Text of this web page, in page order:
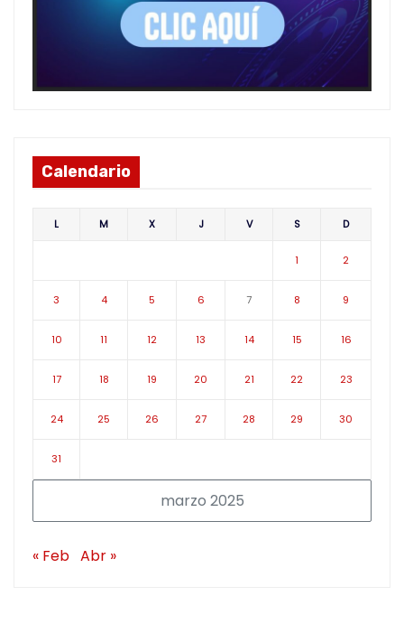
Calendario
marzo 2025
L M X J V S D
1 2
3 4 5 6 7 8 9
10 11 12 13 14 15 16
17 18 19 20 21 22 23
24 25 26 27 28 29 30
31
« Feb Abr »